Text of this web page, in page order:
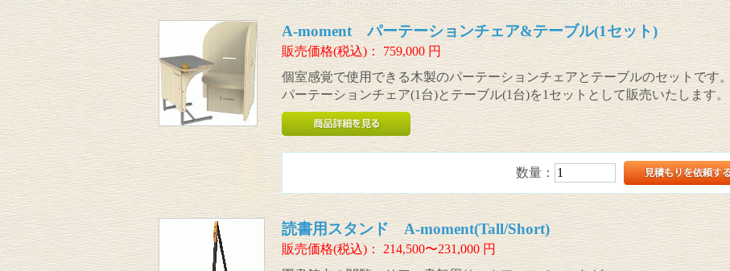
A-moment パーテーションチェア&テーブル(1セット)
販売価格(税込)： 759,000円
個室感覚で使用できる木製のパーテーションチェアとテーブルのセットです。
パーテーションチェア(1台)とテーブル(1台)を1セットとして販売いたします。
数量：
読書用スタンド A-moment(Tall/Short)
販売価格(税込)： 214,500〜231,000円